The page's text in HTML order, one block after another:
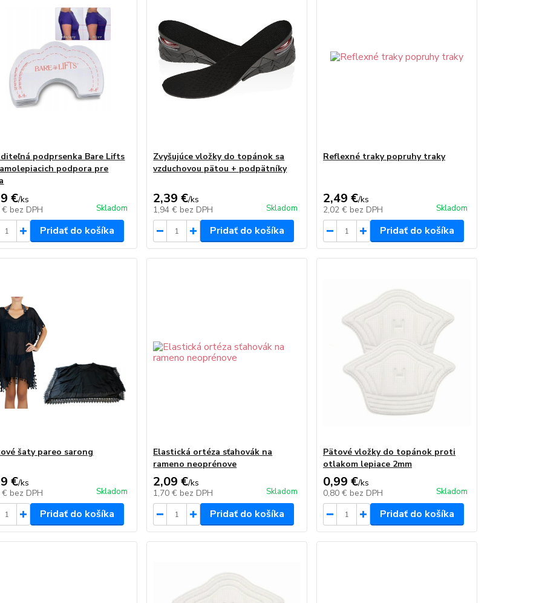
podprsenka Bare Lifts
podpora pre
€/ks
€ bez DPH Skladom
Pridať do košíka
Zvyšujúce vložky do topánok sa
vzduchovou pätou + podpätníky
2,39 €/ks
1,94 € bez DPH Skladom
Pridať do košíka
Reflexné traky popruhy traky
2,49 €/ks
2,02 € bez DPH Skladom
Pridať do košíka
šaty pareo sarong
€/ks
€ bez DPH Skladom
Pridať do košíka
Elastická ortéza sťahovák na
rameno neoprénove
2,09 €/ks
1,70 € bez DPH Skladom
Pridať do košíka
Pätové vložky do topánok proti
otlakom lepiace 2mm
0,99 €/ks
0,80 € bez DPH Skladom
Pridať do košíka